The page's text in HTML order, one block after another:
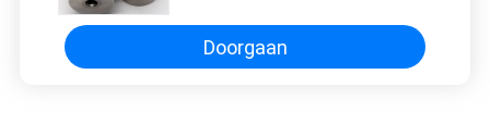
Doorgaan